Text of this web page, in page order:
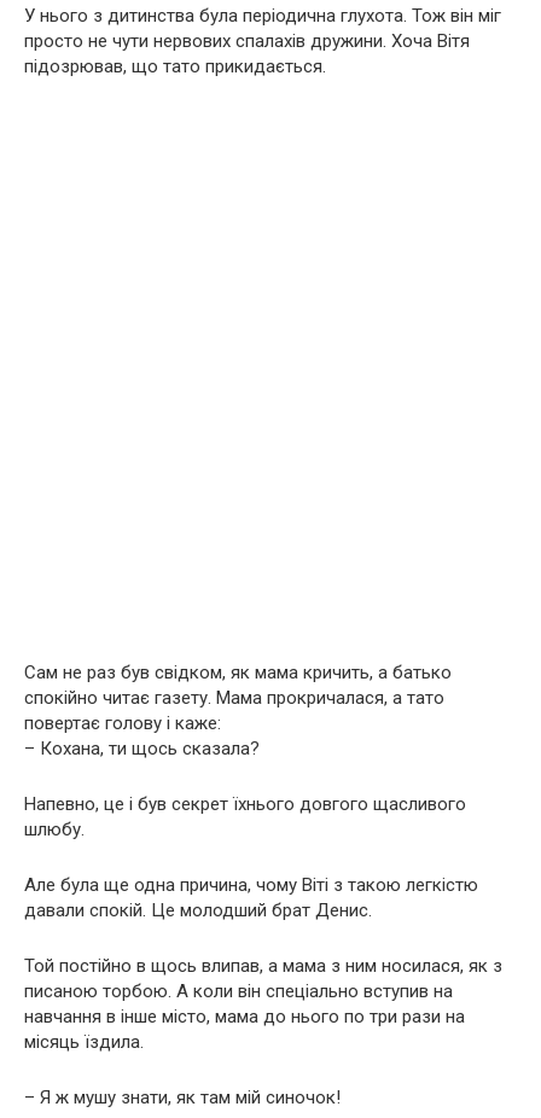
У нього з дитинства була періодична глухота. Тож він міг
просто не чути нервових спалахів дружини. Хоча Вітя
підозрював, що тато прикидається.
Сам не раз був свідком, як мама кричить, а батько
спокійно читає газету. Мама прокричалася, а тато
повертає голову і каже:
– Кохана, ти щось сказала?
Напевно, це і був секрет їхнього довгого щасливого
шлюбу.
Але була ще одна причина, чому Віті з такою легкістю
давали спокій. Це молодший брат Денис.
Той постійно в щось влипав, а мама з ним носилася, як з
писаною торбою. А коли він спеціально вступив на
навчання в інше місто, мама до нього по три рази на
місяць їздила.
– Я ж мушу знати, як там мій синочок!